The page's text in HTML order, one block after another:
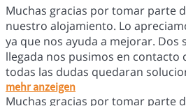
Muchas gracias por tomar parte
nuestro alojamiento. Lo
ya que nos ayuda a mejorar. Dos
llegada nos pusimos en contacto
todas las dudas quedaran
mehr anzeigen
Muchas gracias por tomar parte